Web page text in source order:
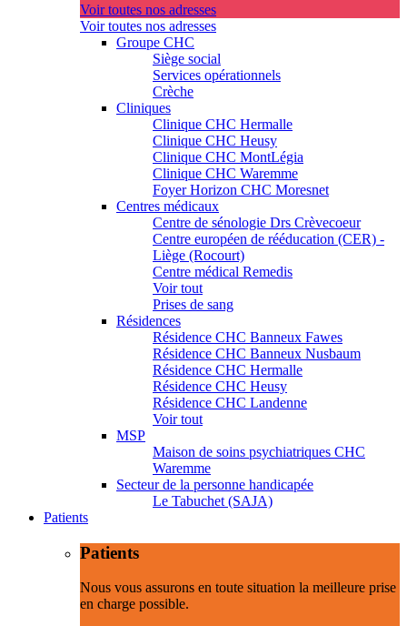
Voir toutes nos adresses
Voir toutes nos adresses
Groupe CHC
Siège social
Services opérationnels
Crèche
Cliniques
Clinique CHC Hermalle
Clinique CHC Heusy
Clinique CHC MontLégia
Clinique CHC Waremme
Foyer Horizon CHC Moresnet
Centres médicaux
Centre de sénologie Drs Crèvecoeur
Centre européen de rééducation (CER) -
Liège (Rocourt)
Centre médical Remedis
Voir tout
Prises de sang
Résidences
Résidence CHC Banneux Fawes
Résidence CHC Banneux Nusbaum
Résidence CHC Hermalle
Résidence CHC Heusy
Résidence CHC Landenne
Voir tout
MSP
Maison de soins psychiatriques CHC
Waremme
Secteur de la personne handicapée
Le Tabuchet (SAJA)
Patients
Patients
Nous vous assurons en toute situation la meilleure prise
en charge possible.